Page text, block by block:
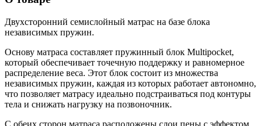
Двухсторонний семислойный матрас на базе блока
независимых пружин.
Основу матраса составляет пружинный блок Multipocket,
который обеспечивает точечную поддержку и равномерное
распределение веса. Этот блок состоит из множества
независимых пружин, каждая из которых работает автономно,
что позволяет матрасу идеально подстраиваться под контуры
тела и снижать нагрузку на позвоночник.
С обеих сторон матраса расположены слои пены с эффектом